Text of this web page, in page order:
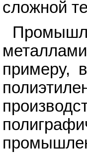
сложной
примеру,